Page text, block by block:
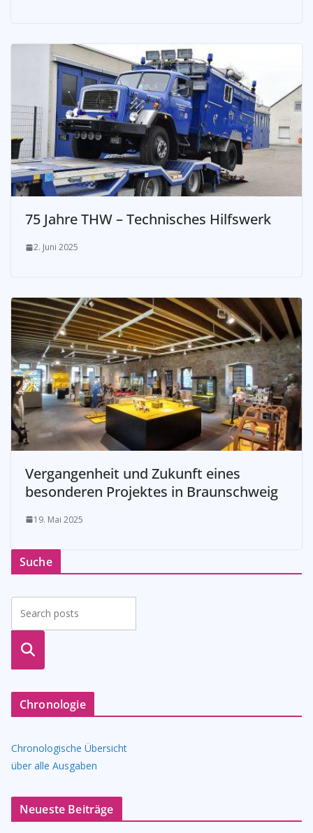
75 Jahre THW – Technisches Hilfswerk
2. Juni 2025
Vergangenheit und Zukunft eines
besonderen Projektes in Braunschweig
19. Mai 2025
Suche
suche
Chronologie
Chronologische Übersicht
über alle Ausgaben
Neueste Beiträge